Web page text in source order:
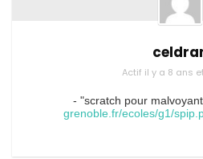
Actif il y a 8 ans
- "scratch pour
grenoble.fr/ecoles/g1/